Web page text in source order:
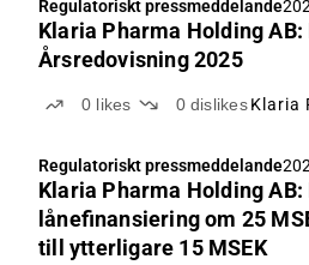
Regulatoriskt pressmeddelande
Klaria Pharma Holding AB:
Årsredovisning 2025
0 likes 0 dislikes Klaria
Regulatoriskt pressmeddelande
Klaria Pharma Holding
lånefinansiering om 25
till ytterligare 15 MSEK